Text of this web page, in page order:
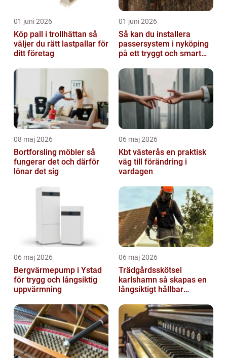
01 juni 2026
Köp pall i trollhättan så
väljer du rätt lastpallar för
ditt företag
01 juni 2026
Så kan du installera
passersystem i nyköping
på ett tryggt och smart
08 maj 2026
Bortforsling möbler så
fungerar det och därför
lönar det sig
06 maj 2026
Kbt västerås en praktisk
väg till förändring i
vardagen
06 maj 2026
Bergvärmepump i Ystad
för trygg och långsiktig
uppvärmning
06 maj 2026
Trädgårdsskötsel
karlshamn så skapas en
långsiktigt hållbar